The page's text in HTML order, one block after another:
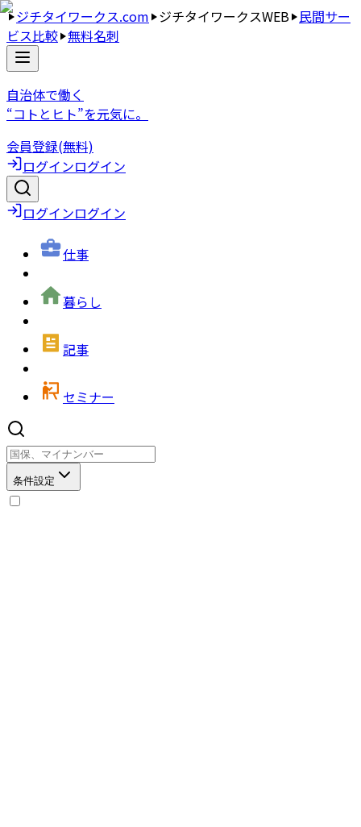
ジチタイワークス.com ジチタイワークスWEB 民間サー
ビス比較 無料名刺
自治体で働く
“コトとヒト”を元気に。
会員登録(無料)
ログインログイン
ログインログイン
仕事
暮らし
記事
セミナー
条件設定